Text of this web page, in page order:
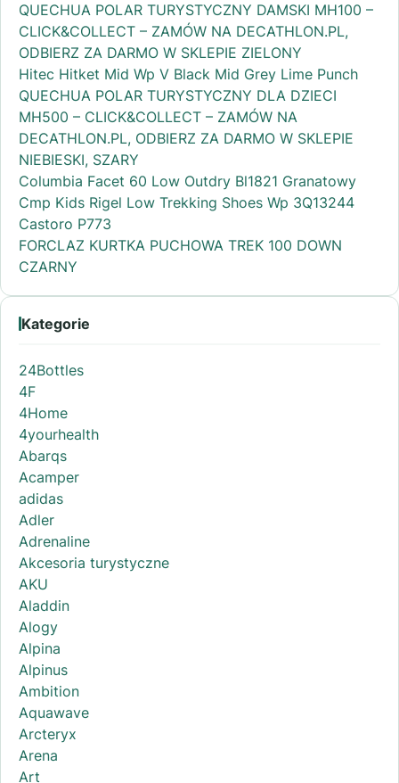
QUECHUA POLAR TURYSTYCZNY DAMSKI MH100 –
CLICK&COLLECT – ZAMÓW NA DECATHLON.PL,
ODBIERZ ZA DARMO W SKLEPIE ZIELONY
Hitec Hitket Mid Wp V Black Mid Grey Lime Punch
QUECHUA POLAR TURYSTYCZNY DLA DZIECI
MH500 – CLICK&COLLECT – ZAMÓW NA
DECATHLON.PL, ODBIERZ ZA DARMO W SKLEPIE
NIEBIESKI, SZARY
Columbia Facet 60 Low Outdry Bl1821 Granatowy
Cmp Kids Rigel Low Trekking Shoes Wp 3Q13244
Castoro P773
FORCLAZ KURTKA PUCHOWA TREK 100 DOWN
CZARNY
Kategorie
24Bottles
4F
4Home
4yourhealth
Abarqs
Acamper
adidas
Adler
Adrenaline
Akcesoria turystyczne
AKU
Aladdin
Alogy
Alpina
Alpinus
Ambition
Aquawave
Arcteryx
Arena
Art